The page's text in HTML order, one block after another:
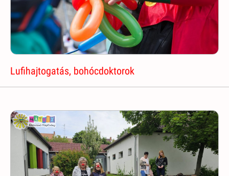
Lufihajtogatás, bohócdoktorok